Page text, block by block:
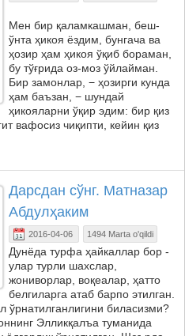
Мен бир қаламкашман, беш-
ўнта ҳикоя ёздим, бунгача ва
ҳозир ҳам ҳикоя ўқиб бораман,
бу тўғрида оз-моз ўйлайман.
Бир замонлар, − ҳозирги кунда
ҳам баъзан, − шундай
ҳикояларни ўқир эдим: бир қиз
вафосиз чиқипти, кейин қиз
Дарсдан сўнг. Матназар
Абдулҳаким
2016-04-06 1494 Marta o'qildi
Дунёда турфа ҳайкаллар бор -
улар турли шахслар,
жониворлар, воқеалар, ҳатто
белгиларга атаб барпо этилган.
ўрнатилганлигини биласизми?
Элликқалъа туманида